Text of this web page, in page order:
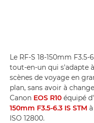
Le RF-S 18-150mm
tout-en-un qui s'adapte
scènes de voyage en
plan, sans avoir à
Canon EOS R10 équipé
150mm F3.5-6.3 IS STM
ISO 12800.